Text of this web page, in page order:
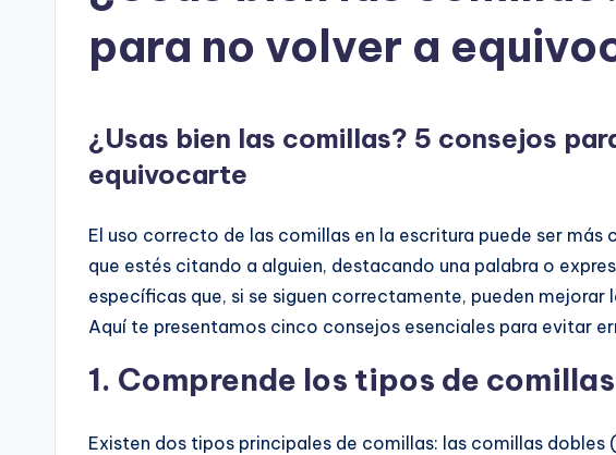
para no volver a
¿Usas bien las comillas? 5 consejos
equivocarte
El uso correcto de las comillas en la escritura puede ser más
que estés citando a alguien, destacando una palabra o
específicas que, si se siguen correctamente, pueden
Aquí te presentamos cinco consejos esenciales para evitar
1. Comprende los tipos de comillas
Existen dos tipos principales de comillas: las comillas dobles